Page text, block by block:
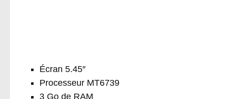
Écran 5.45″
Processeur MT6739
3 Go de RAM